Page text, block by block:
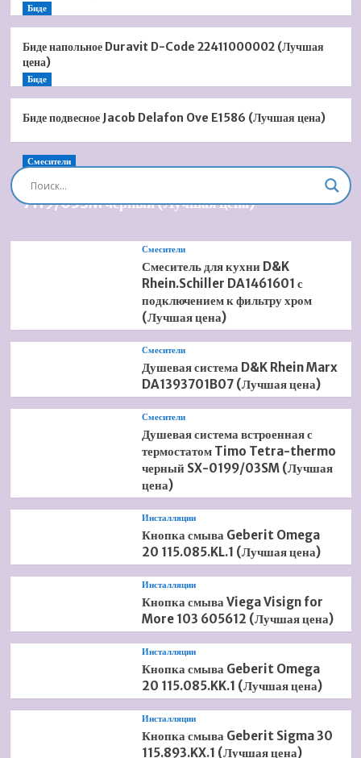
Биде
Биде напольное Duravit D-Code 22411000002 (Лучшая
цена)
Биде
Биде подвесное Jacob Delafon Ove E1586 (Лучшая цена)
Смесители
Душевая система встроенная Timo Briana SX-
7119/03SM черный (Лучшая цена)
Смесители
Смеситель для кухни D&K
Rhein.Schiller DA1461601 с
подключением к фильтру хром
(Лучшая цена)
Смесители
Душевая система D&K Rhein Marx
DA1393701B07 (Лучшая цена)
Смесители
Душевая система встроенная с
термостатом Timo Tetra-thermo
черный SX-0199/03SM (Лучшая
цена)
Инсталляции
Кнопка смыва Geberit Omega
20 115.085.KL.1 (Лучшая цена)
Инсталляции
Кнопка смыва Viega Visign for
More 103 605612 (Лучшая цена)
Инсталляции
Кнопка смыва Geberit Omega
20 115.085.KK.1 (Лучшая цена)
Инсталляции
Кнопка смыва Geberit Sigma 30
115.893.KX.1 (Лучшая цена)